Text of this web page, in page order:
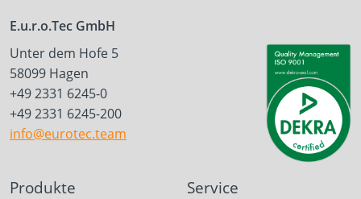
E.u.r.o.Tec GmbH
Unter dem Hofe 5
58099 Hagen
+49 2331 6245-0
+49 2331 6245-200
info@eurotec.team
Produkte Service